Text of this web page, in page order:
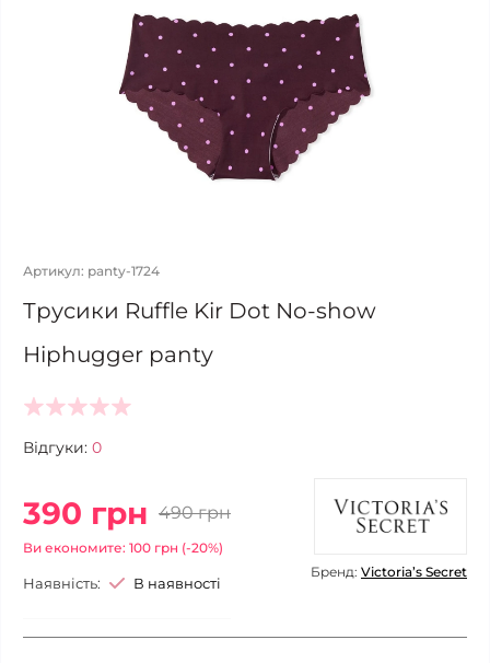
Артикул: panty-1724
Трусики Ruffle Kir Dot No-show
Hiphugger panty
Відгуки: 0
390 грн 490 грн
Ви економите: 100 грн (-20%)
Наявність: В наявності
Бренд: Victoria’s Secret